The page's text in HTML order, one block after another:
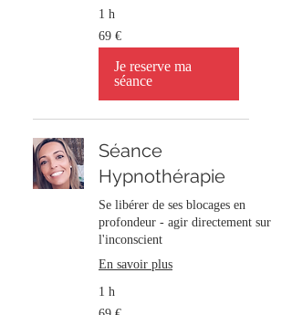
1 h
69
euros
69 €
Je reserve ma
séance
Séance
Hypnothérapie
Se libérer de ses blocages en
profondeur - agir directement sur
l'inconscient
En savoir plus
1 h
69